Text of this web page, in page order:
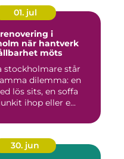
01. jul
i
möts
stockholmare står
dilemma: en
lös sits, en soffa
ihop eller e...
30. jun